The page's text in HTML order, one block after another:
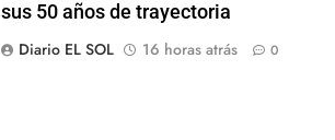
sus 50 años de trayectoria
Diario EL SOL
16 horas atrás 0